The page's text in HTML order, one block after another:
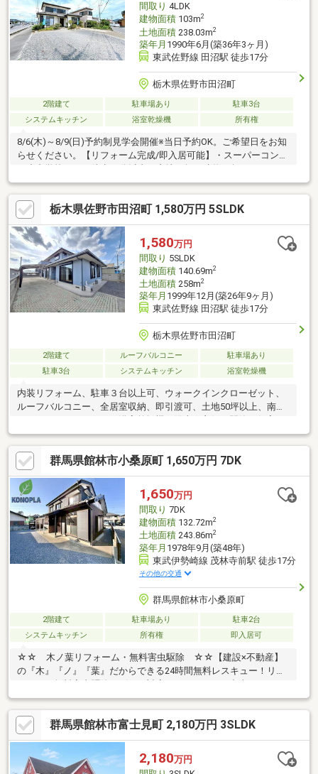
間取り 4LDK
建物面積103m2
土地面積238.03m2
築年月 1990年6月(築36年3ヶ月)
東武佐野線 田沼駅 徒歩17分
栃木県佐野市田沼町
2階建て 駐車場あり
駐車3台
システムキッチン
浴室乾燥機 所有権
8/6(木)～8/9(日)予約制見学会開催※当日予約OK。ご希望日をお知
らせください。【リフォーム完成/即入居可能】・スーパーコンビ
した5DK住宅・南向きの住宅で陽当たり良好・駐車は並列3台以上
可能【おすすめポイント】・本物件は条件により住宅ローン減税
が適用されます。・シロアリ防除工事施工後5年間保証・お客様に
合わせたローンの組み方や金融機関をご提案。住宅ローンが初め
ての方でもお気軽にご相談ください【周辺施設】・田沼小学校ま
で約624ｍ（徒歩約8分）・田沼東中学校まで
栃木県佐野市田沼町 1,580万円 5SLDK
1,580万円
間取り 5SLDK
建物面積140.69m2
土地面積258m2
築年月 1999年12月(築26年9ヶ月)
東武佐野線 田沼駅 徒歩17分
栃木県佐野市田沼町
2階建て ルーフバルコニー
駐車場あり
駐車3台
システムキッチン 浴室乾燥機
内装リフォーム、駐車３台以上可、ウォークインクローゼット、
ルーフバルコニー、全居室収納、即引渡可、土地50坪以上、南向
地、和室、整形地、庭、シャワー付洗面化粧台、対面式キッチ
ン、トイレ２ヶ所、浴室１坪以上、２階建、南面バルコニー、オ
ートバス、温水洗浄便座、浴室に窓、ＴＶモニタ付インターホ
ン、通風良好、全居室６畳以上、平坦地、２世帯住宅、納戸
群馬県館林市小桑原町 1,650万円 7DK
1,650万円
間取り 7DK
建物面積132.72m2
土地面積243.86m2
築年月 1978年9月(築48年)
東武伊勢崎線 茂林寺前駅 徒歩17分
その他の交通
群馬県館林市小桑原町
2階建て 駐車場あり
駐車2台
システムキッチン
所有権 即入居可
☆☆ 木ノ葉リフォーム・無料害虫駆除 ☆☆【建設×不動産】
の『木』『ノ』『葉』だからできる24時間無料レスキュー！リフ
ターサービスがついており、住んでからの安心をずっとお届けし
ます！内覧時に、無料相談・お見積りも物件ごとに作成可能！！
オウチ探しも、リフォームも一緒に相談できます！＼弊社には、
『きつね隊』・『ゴリラ隊』という無料かけつけサービスの仕組
みが、整っています♪／住んでからのお家トラブル、緊急対応も承
っております♪お家のこと、すべて木ノ葉プランニングにお任せく
群馬県館林市富士見町 2,180万円 3SLDK
2,180万円